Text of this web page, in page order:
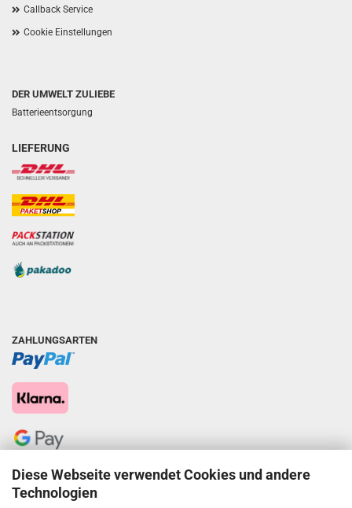
Diese Webseite verwendet Cookies und andere
Technologien
Callback Service
Cookie Einstellungen
DER UMWELT ZULIEBE
Batterieentsorgung
LIEFERUNG
ZAHLUNGSARTEN